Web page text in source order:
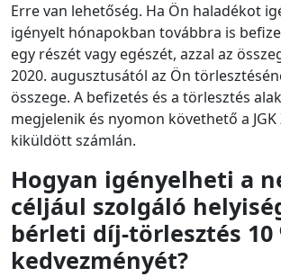
Erre van lehetőség. Ha Ön haladékot
igényelt hónapokban továbbra is
egy részét vagy egészét, azzal az
2020. augusztusától az Ön
összege. A befizetés és a törlesztés
megjelenik és nyomon követhető a
kiküldött számlán.
Hogyan igényelheti a
céljául szolgáló
bérleti díj-törlesztés 10
kedvezményét?